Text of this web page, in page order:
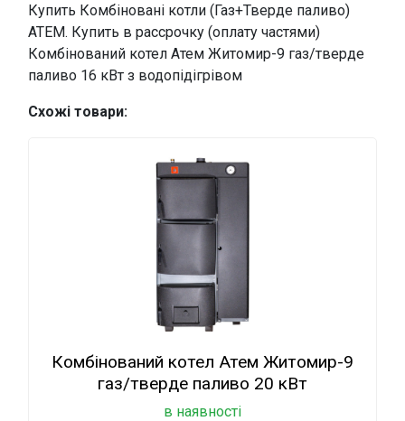
Купить Комбіновані котли (Газ+Тверде паливо)
АТЕМ. Купить в рассрочку (оплату частями)
Комбінований котел Атем Житомир-9 газ/тверде
паливо 16 кВт з водопідігрівом
Схожі товари:
Комбінований котел Атем Житомир-9
газ/тверде паливо 20 кВт
в наявності